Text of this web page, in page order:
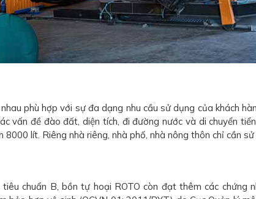
phù hợp với sự đa dạng nhu cầu sử dụng của khách
vấn đề đào đất, diện tích, đi đường nước và di chuyển
lít. Riêng nhà riêng, nhà phố, nhà nông thôn chỉ cần
chuẩn B, bồn tự hoại ROTO còn đạt thêm các chứng